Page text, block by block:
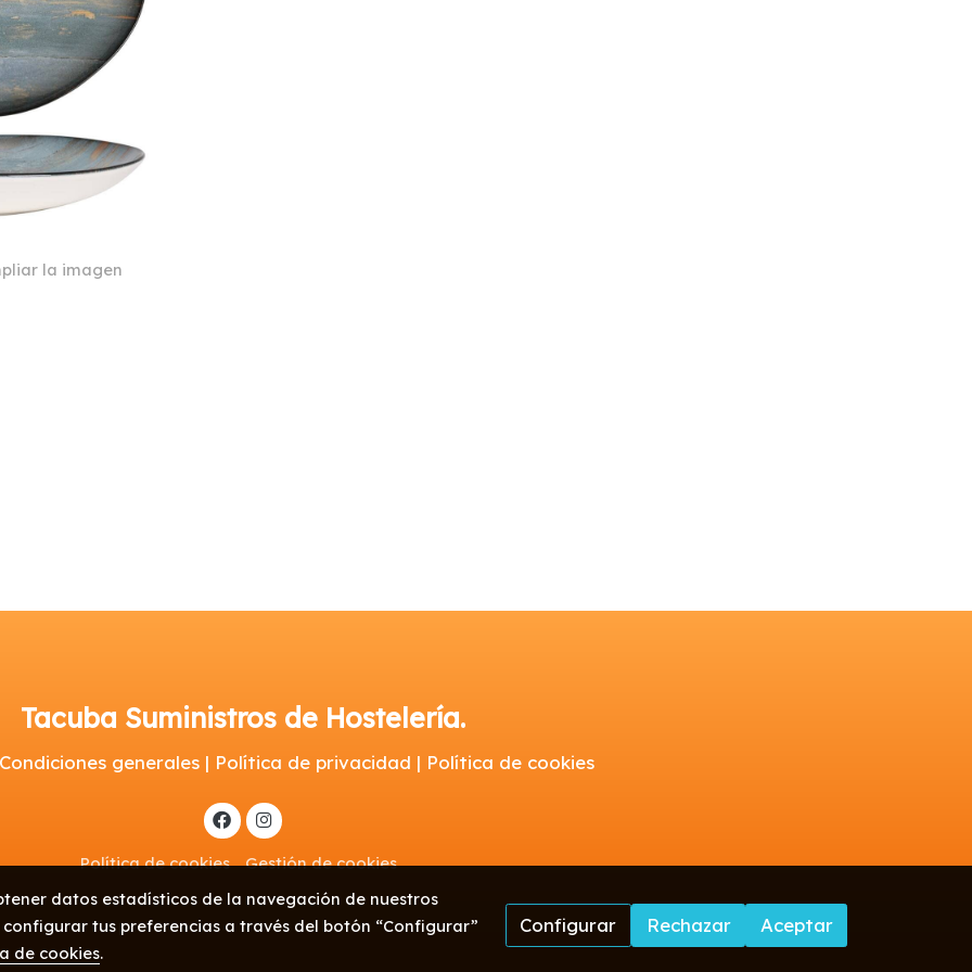
la imagen
Tacuba Suministros de Hostelería.
generales | Política de privacidad | Política de cookies
Política de cookies
Gestión de cookies
datos estadísticos de la navegación de nuestros
tus preferencias a través del botón “Configurar”
de cookies.
Configurar Rechazar Aceptar